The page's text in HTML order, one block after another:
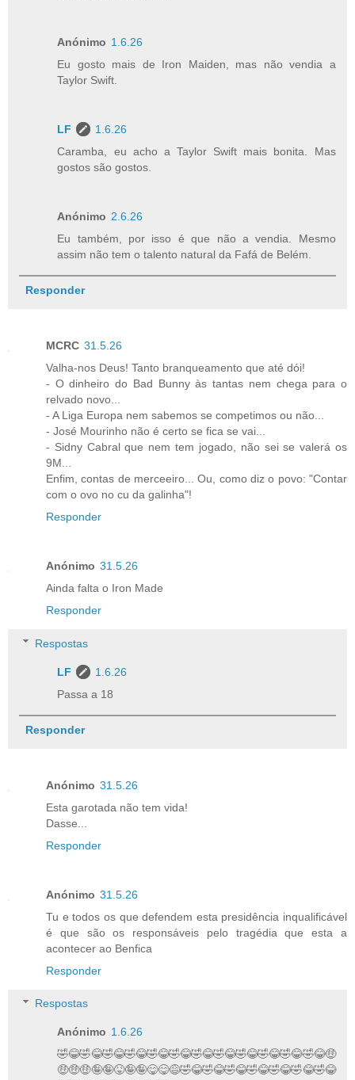
Anónimo 1.6.26
Eu gosto mais de Iron Maiden, mas não vendia a
Taylor Swift.
LF
1.6.26
Caramba, eu acho a Taylor Swift mais bonita. Mas
gostos são gostos.
Anónimo 2.6.26
Eu também, por isso é que não a vendia. Mesmo
assim não tem o talento natural da Fafá de Belém.
Responder
MCRC 31.5.26
Valha-nos Deus! Tanto branqueamento que até dói!
- O dinheiro do Bad Bunny às tantas nem chega para o
relvado novo...
- A Liga Europa nem sabemos se competimos ou não...
- José Mourinho não é certo se fica se vai...
- Sidny Cabral que nem tem jogado, não sei se valerá os
9M...
Enfim, contas de merceeiro... Ou, como diz o povo: "Contar
com o ovo no cu da galinha"!
Responder
Anónimo 31.5.26
Ainda falta o Iron Made
Responder
Respostas
LF
1.6.26
Passa a 18
Responder
Anónimo 31.5.26
Esta garotada não tem vida!
Dasse...
Responder
Anónimo 31.5.26
Tu e todos os que defendem esta presidência inqualificável
é que são os responsáveis pelo tragédia que esta a
acontecer ao Benfica
Responder
Respostas
Anónimo 1.6.26
🤣😂🤣😂🤣😂🤣😂🤣😂🤣😂🤣😂🤣😂🤣😂🤣😂🤣😂🤣😂🤑
🤑🤑🤑🤪🤪😝🤪🤪😋😋😅🤣😂🤣😂🤣😂🤣😂🤣😂🤣😂🤣😂